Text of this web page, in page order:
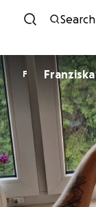
Search
F